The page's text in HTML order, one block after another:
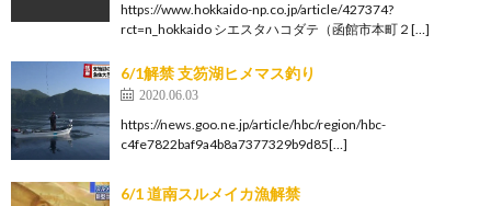
https://www.hokkaido-np.co.jp/article/427374?
rct=n_hokkaido シエスタハコダテ（函館市本町２[…]
6/1解禁 支笏湖ヒメマス釣り
2020.06.03
https://news.goo.ne.jp/article/hbc/region/hbc-
c4fe7822baf9a4b8a7377329b9d85[…]
6/1 道南スルメイカ漁解禁